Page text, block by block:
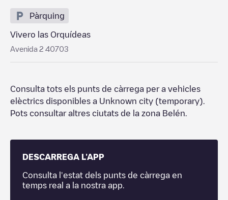
Pàrquing
Vivero las Orquídeas
Avenida 2 40703
Consulta tots els punts de càrrega per a vehicles
elèctrics disponibles a Unknown city (temporary)
Pots consultar altres ciutats de la zona Belén
DESCARREGA L'APP
Consulta l'estat dels punts de càrrega en
temps real a la nostra app.